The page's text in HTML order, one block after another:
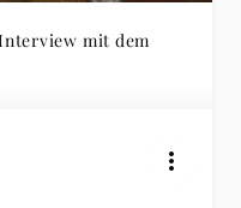
mit dem